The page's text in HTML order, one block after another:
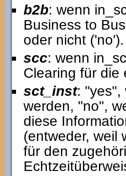
b2b: wenn
Business to
oder nicht
scc: wenn
Clearing für die
sct_inst: "yes",
werden, "no",
diese
(entweder, weil
für den